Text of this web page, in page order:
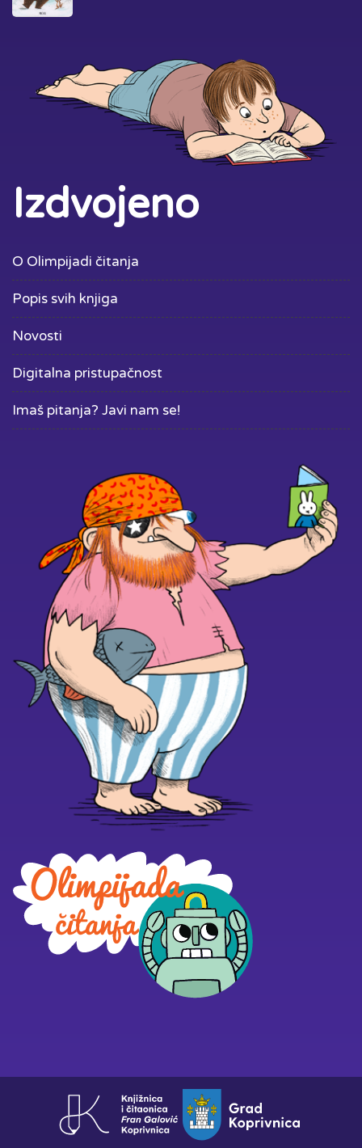
Izdvojeno
O Olimpijadi čitanja
Popis svih knjiga
Novosti
Digitalna pristupačnost
Imaš pitanja? Javi nam se!